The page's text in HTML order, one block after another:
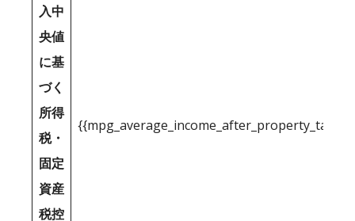
入中
央値
に基
づく
所得
税・
固定
資産
税控